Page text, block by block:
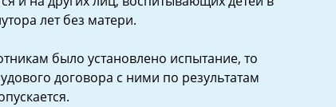
лет без матери.
было установлено испытание, то
договора с ними по результатам